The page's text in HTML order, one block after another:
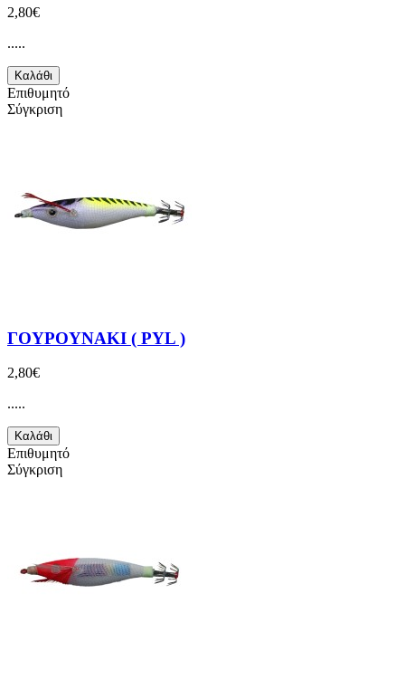
2,80€
.....
Καλάθι
Επιθυμητό
Σύγκριση
ΓΟΥΡΟΥΝΑΚΙ ( PYL )
2,80€
.....
Καλάθι
Επιθυμητό
Σύγκριση